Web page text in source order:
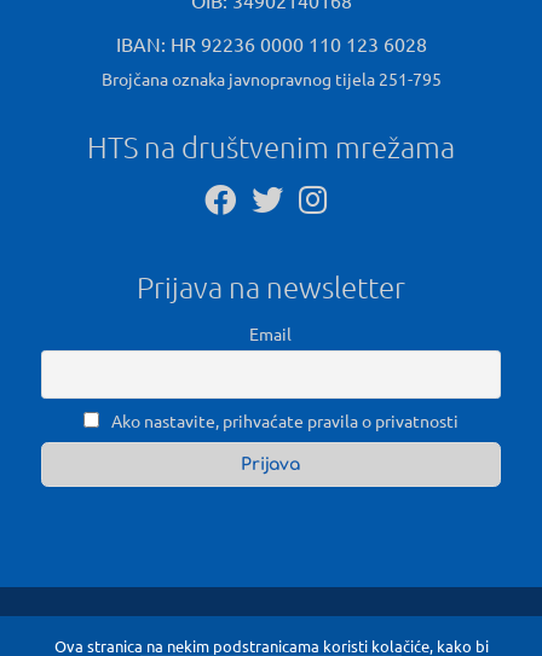
IBAN: HR 92236 0000 110 123 6028
Brojčana oznaka javnopravnog tijela 251-795
HTS na društvenim mrežama
Prijava na newsletter
Email
Ako nastavite, prihvaćate pravila o privatnosti
Ova stranica na nekim podstranicama koristi kolačiće, kako bi